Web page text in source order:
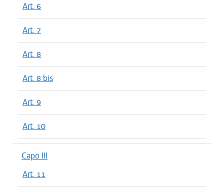
Art. 6
Art. 7
Art. 8
Art. 8 bis
Art. 9
Art. 10
Capo III
Art. 11